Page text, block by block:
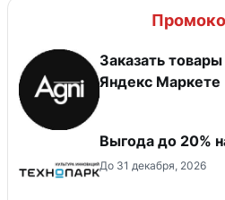
Заказать
Яндекс Маркете
Выгода до 20%
До 31 декабря, 2026